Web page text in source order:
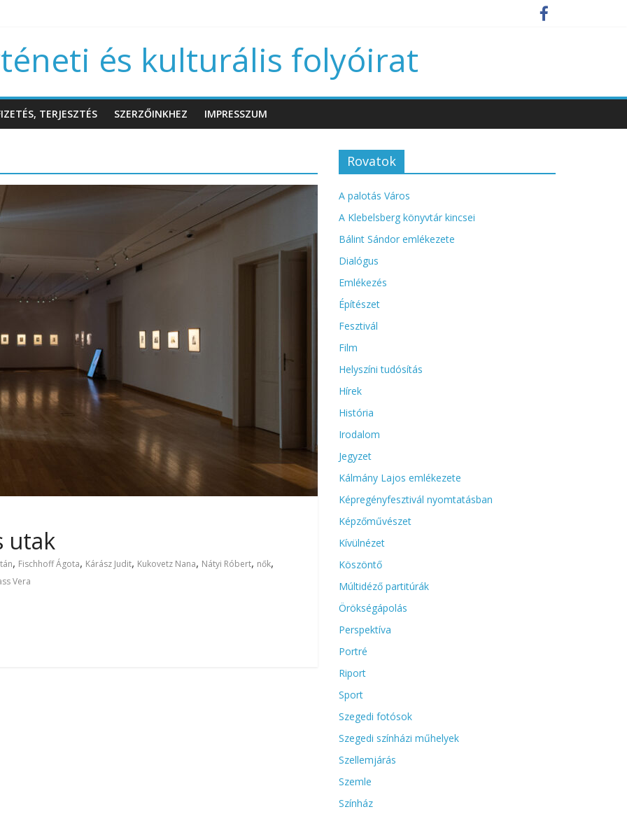
és kulturális folyóirat
TERJESZTÉS SZERZŐINKHEZ IMPRESSZUM
utak
, Fischhoff Ágota, Kárász Judit, Kukovetz Nana, Nátyi Róbert, nők,
Vera
Rovatok
A palotás Város
A Klebelsberg könyvtár kincsei
Bálint Sándor emlékezete
Dialógus
Emlékezés
Építészet
Fesztivál
Film
Helyszíni tudósítás
Hírek
História
Irodalom
Jegyzet
Kálmány Lajos emlékezete
Képregényfesztivál nyomtatásban
Képzőművészet
Kívülnézet
Köszöntő
Múltidéző partitúrák
Örökségápolás
Perspektíva
Portré
Riport
Sport
Szegedi fotósok
Szegedi színházi műhelyek
Szellemjárás
Szemle
Színház